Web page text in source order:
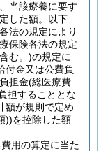
当該療養に要す
した額。以下
法の規定により
保険各法の規定
む。)の規定に
付金又は公費負
担金(総医療費
担することとな
額が規則で定め
))を控除した額
用の算定に当た